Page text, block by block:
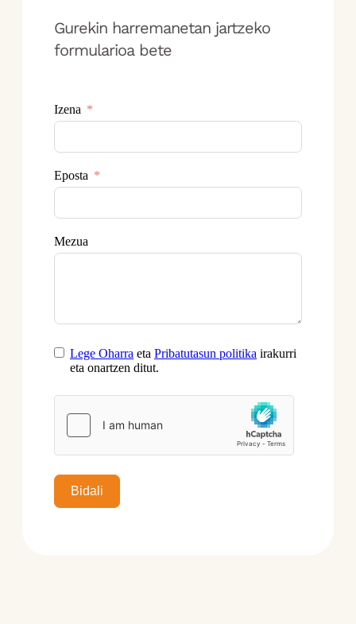
Gurekin harremanetan jartzeko
formularioa bete
Izena
Eposta
Mezua
Lege Oharra eta Pribatutasun politika irakurri
eta onartzen ditut.
Bidali